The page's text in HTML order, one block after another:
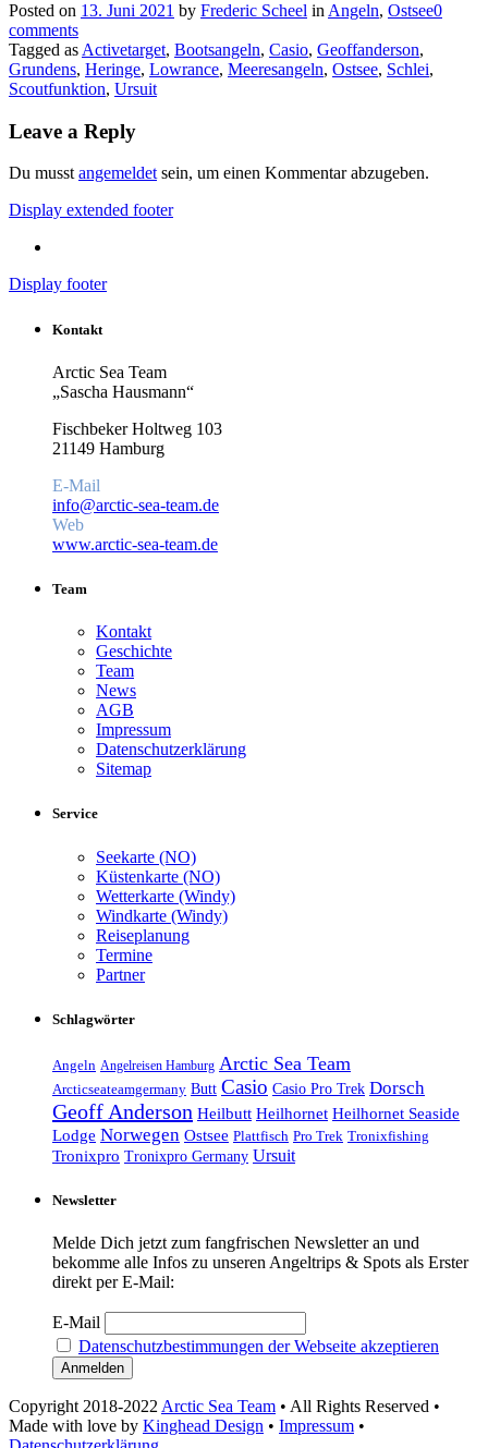
Posted on 13. Juni 2021 by Frederic Scheel in Angeln, Ostsee0
comments
Tagged as Activetarget, Bootsangeln, Casio, Geoffanderson,
Grundens, Heringe, Lowrance, Meeresangeln, Ostsee, Schlei,
Scoutfunktion, Ursuit
Leave a Reply
Du musstangemeldetsein, um einen Kommentar abzugeben.
Display extended footer
Display footer
Kontakt
Arctic Sea Team
„Sascha Hausmann“
Fischbeker Holtweg 103
21149 Hamburg
E-Mail
info@arctic-sea-team.de
Web
www.arctic-sea-team.de
Team
Kontakt
Geschichte
Team
News
AGB
Impressum
Datenschutzerklärung
Sitemap
Service
Seekarte (NO)
Küstenkarte (NO)
Wetterkarte (Windy)
Windkarte (Windy)
Reiseplanung
Termine
Partner
Schlagwörter
Angeln Angelreisen Hamburg Arctic Sea Team
Arcticseateamgermany Butt Casio Casio Pro Trek Dorsch
Geoff Anderson Heilbutt Heilhornet Heilhornet Seaside
Lodge Norwegen Ostsee Plattfisch Pro Trek Tronixfishing
Tronixpro Tronixpro Germany Ursuit
Newsletter
Melde Dich jetzt zum fangfrischen Newsletter an und
bekomme alle Infos zu unseren Angeltrips & Spots als Erster
direkt per E-Mail:
E-Mail
Datenschutzbestimmungen der Webseite akzeptieren
Copyright 2018-2022 Arctic Sea Team • All Rights Reserved •
Made with love by Kinghead Design • Impressum •